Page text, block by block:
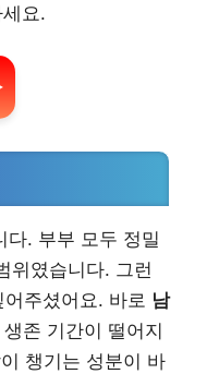
요.
다. 부부 모두 정밀
위였습니다. 그런
주셨어요. 바로 남
존 기간이 떨어지
챙기는 성분이 바